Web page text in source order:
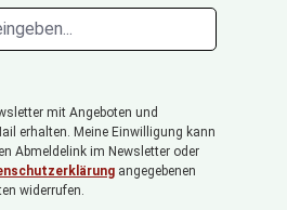
mit Angeboten und
erhalten. Meine Einwilligung kann
Abmeldelink im Newsletter oder
angegebenen
widerrufen.